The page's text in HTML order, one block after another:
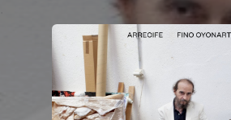
You're all set!